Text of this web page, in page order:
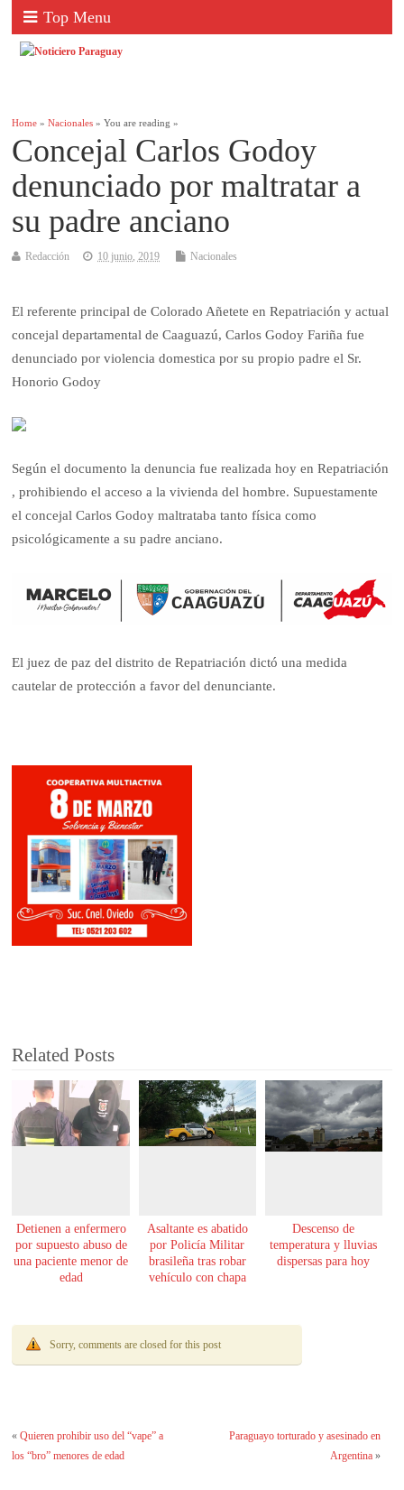
Top Menu
Home »Nacionales » You are reading »
Concejal Carlos Godoy
denunciado por maltratar a
su padre anciano
Redacción 10 junio, 2019 Nacionales
El referente principal de Colorado Añetete en Repatriación y actual
concejal departamental de Caaguazú, Carlos Godoy Fariña fue
denunciado por violencia domestica por su propio padre el Sr.
Honorio Godoy
Según el documento la denuncia fue realizada hoy en Repatriación
, prohibiendo el acceso a la vivienda del hombre. Supuestamente
el concejal Carlos Godoy maltrataba tanto física como
psicológicamente a su padre anciano.
El juez de paz del distrito de Repatriación dictó una medida
cautelar de protección a favor del denunciante.
Related Posts
Detienen a enfermero
por supuesto abuso de
una paciente menor de
edad
Asaltante es abatido
por Policía Militar
brasileña tras robar
vehículo con chapa
Descenso de
temperatura y lluvias
dispersas para hoy
Sorry, comments are closed for this post
«Quieren prohibir uso del “vape” a
los “bro” menores de edad
Paraguayo torturado y asesinado en
Argentina»